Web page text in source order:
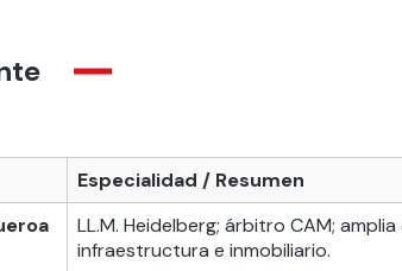
Especialidad / Resumen
LL.M. Heidelberg; árbitro CAM;
infraestructura e inmobiliario.